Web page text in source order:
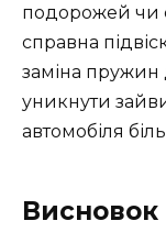
подорожей чи
справна
заміна пружин
уникнути
автомобіля
Висновок